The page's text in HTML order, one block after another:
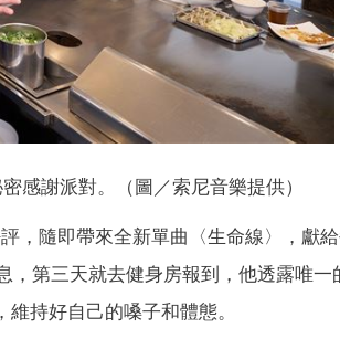
感謝派對。（圖／索尼音樂提供）
，隨即帶來全新單曲〈生命線〉，獻
，第三天就去健身房報到，他透露唯一
持好自己的嗓子和體態。